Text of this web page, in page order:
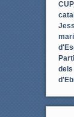
CUP,
dels